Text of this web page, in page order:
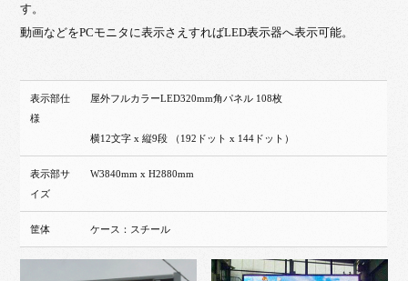
す。
動画などをPCモニタに表示さえすればLED表示器へ表示可能。
表示部仕
様
屋外フルカラーLED320mm角パネル 108枚
横12文字 x 縦9段 （192ドット x 144ドット）
表示部サ
イズ
W3840mm x H2880mm
筐体 ケース：スチール